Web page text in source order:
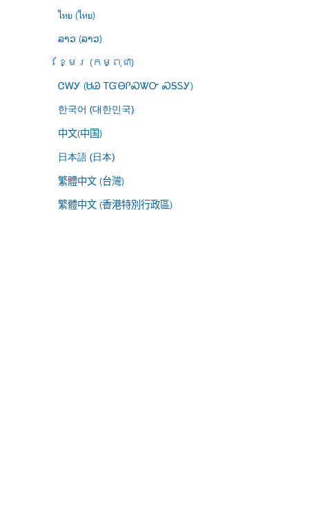
ไทย (ไทย)
ລາວ (ລາວ)
ខ្មែរ (កម្ពុជា)
ᏣᎳᎩ (ᏌᏊ ᎢᏳᎾᎵᏍᏔᏅ ᏍᎦᏚᎩ)
한국어 (대한민국)
中文(中国)
日本語 (日本)
繁體中文 (台灣)
繁體中文 (香港特別行政區)